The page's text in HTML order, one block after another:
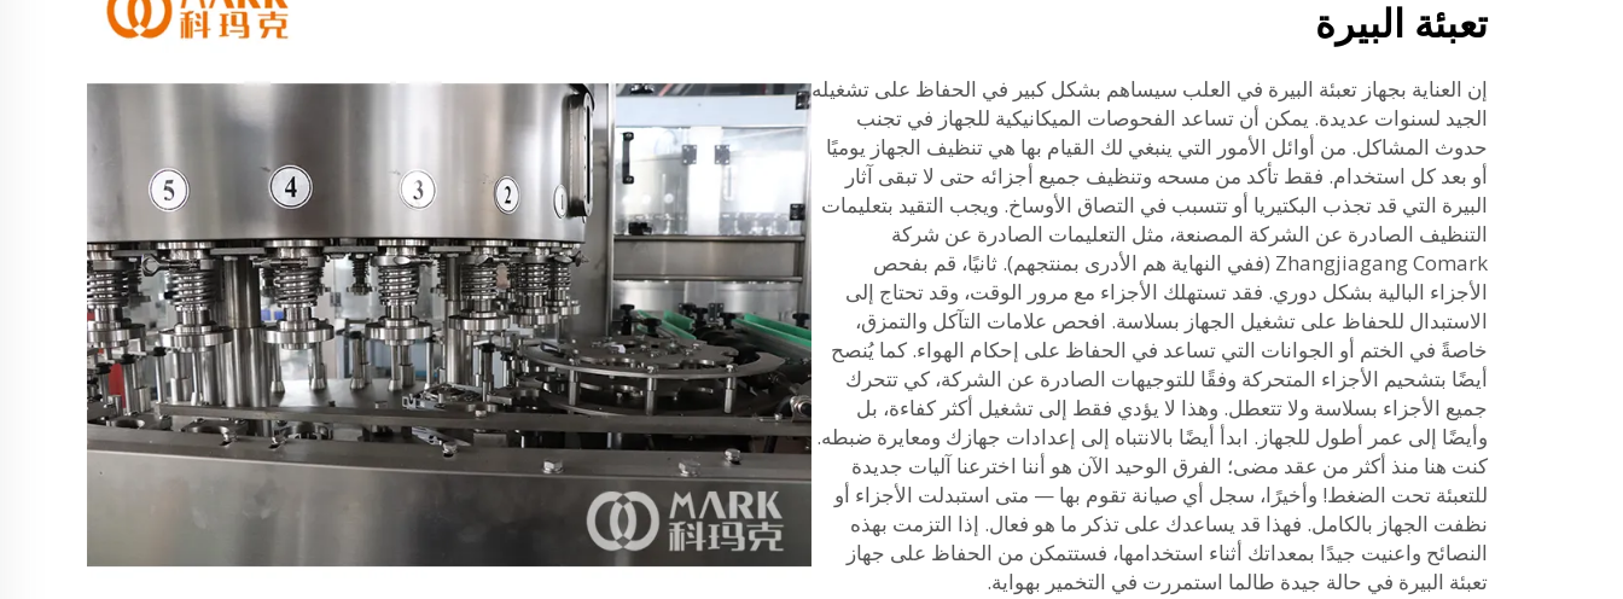
تعبئة البيرة
إن العناية بجهاز تعبئة البيرة في العلب سيساهم بشكل كبير في الحفاظ على تشغيله
الجيد لسنوات عديدة. يمكن أن تساعد الفحوصات الميكانيكية للجهاز في تجنب
حدوث المشاكل. من أوائل الأمور التي ينبغي لك القيام بها هي تنظيف الجهاز يوميًا
أو بعد كل استخدام. فقط تأكد من مسحه وتنظيف جميع أجزائه حتى لا تبقى آثار
البيرة التي قد تجذب البكتيريا أو تتسبب في التصاق الأوساخ. ويجب التقيد بتعليمات
التنظيف الصادرة عن الشركة المصنعة، مثل التعليمات الصادرة عن شركة
Zhangjiagang Comark (ففي النهاية هم الأدرى بمنتجهم). ثانيًا، قم بفحص
الأجزاء البالية بشكل دوري. فقد تستهلك الأجزاء مع مرور الوقت، وقد تحتاج إلى
الاستبدال للحفاظ على تشغيل الجهاز بسلاسة. افحص علامات التآكل والتمزق،
خاصةً في الختم أو الجوانات التي تساعد في الحفاظ على إحكام الهواء. كما يُنصح
أيضًا بتشحيم الأجزاء المتحركة وفقًا للتوجيهات الصادرة عن الشركة، كي تتحرك
جميع الأجزاء بسلاسة ولا تتعطل. وهذا لا يؤدي فقط إلى تشغيل أكثر كفاءة، بل
وأيضًا إلى عمر أطول للجهاز. ابدأ أيضًا بالانتباه إلى إعدادات جهازك ومعايرة ضبطه.
كنت هنا منذ أكثر من عقد مضى؛ الفرق الوحيد الآن هو أننا اخترعنا آليات جديدة
للتعبئة تحت الضغط! وأخيرًا، سجل أي صيانة تقوم بها — متى استبدلت الأجزاء أو
نظفت الجهاز بالكامل. فهذا قد يساعدك على تذكر ما هو فعال. إذا التزمت بهذه
النصائح واعنيت جيدًا بمعداتك أثناء استخدامها، فستتمكن من الحفاظ على جهاز
تعبئة البيرة في حالة جيدة طالما استمررت في التخمير بهواية.